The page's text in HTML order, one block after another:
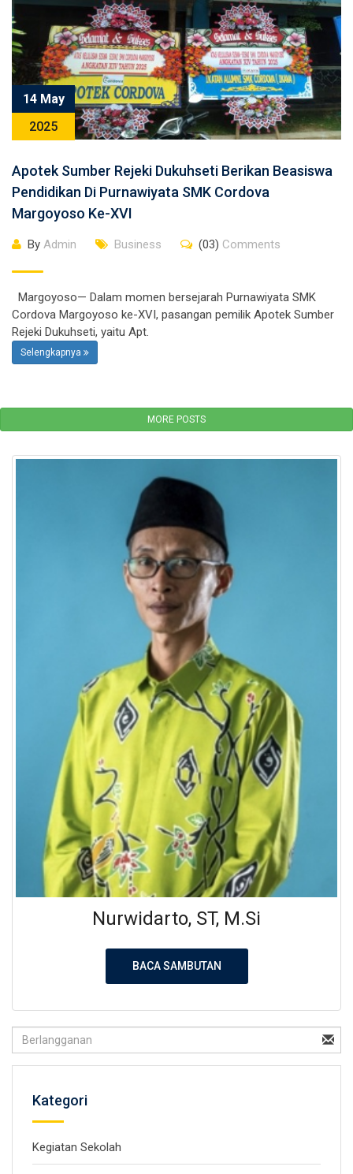
14 May
2025
Apotek Sumber Rejeki Dukuhseti Berikan Beasiswa
Pendidikan Di Purnawiyata SMK Cordova
Margoyoso Ke-XVI
By Admin Business (03) Comments
Margoyoso— Dalam momen bersejarah Purnawiyata SMK
Cordova Margoyoso ke-XVI, pasangan pemilik Apotek Sumber
Rejeki Dukuhseti, yaitu Apt.
Selengkapnya
MORE POSTS
Nurwidarto, ST, M.Si
BACA SAMBUTAN
Kategori
Kegiatan Sekolah